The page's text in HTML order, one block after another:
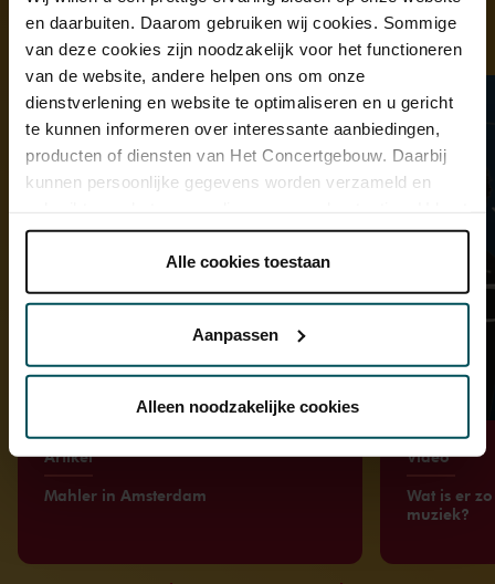
en daarbuiten. Daarom gebruiken wij cookies. Sommige
van deze cookies zijn noodzakelijk voor het functioneren
van de website, andere helpen ons om onze
dienstverlening en website te optimaliseren en u gericht
te kunnen informeren over interessante aanbiedingen,
producten of diensten van Het Concertgebouw. Daarbij
kunnen persoonlijke gegevens worden verzameld en
onder 'aanpassen' zelf welke cookies wij mogen
Lees onze cookieverklaring hier. Lees onze
Via decookieverklaringop onze website kunt u uw
kunnen ontvangen en verwerken.
Alle cookies toestaan
Aanpassen
Alleen noodzakelijke cookies
Ontdek meer
Artikel
Mahler in Amsterdam
Video
Wat is er
muziek?